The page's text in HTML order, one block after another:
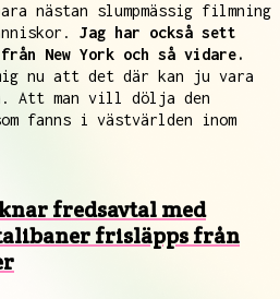
nästan slumpmässig filmning
Jag har också sett
New York och så vidare.
nu att det där kan ju vara
Att man vill dölja den
fanns i västvärlden inom
fredsavtal med
frisläpps från